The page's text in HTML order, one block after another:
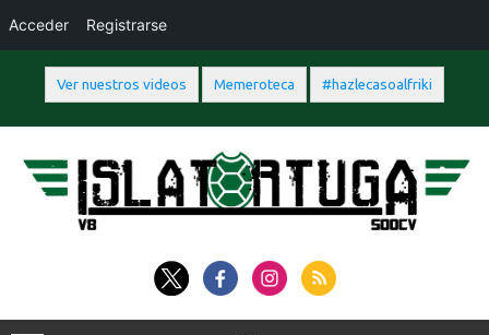
Ver nuestros videos Memeroteca #hazlecasoalfriki
Acceder Registrarse
contenido